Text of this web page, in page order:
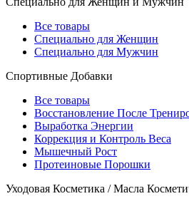
Все товары
Специально для Женщин
Специально для Мужчин
Спортивные Добавки
Все товары
Восстановление После
Выработка Энергии
Коррекция и Контроль Веса
Мышечный Рост
Протеиновые Порошки
Уходовая Косметика / Масла